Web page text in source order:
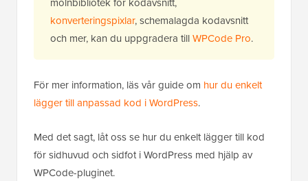
konverteringspixlar, schemalagda kodavsnitt
och mer, kan du uppgradera tillWPCode Pro.
För mer information, läs vår guide om hur du enkelt
lägger till anpassad kod i WordPress.
Med det sagt, låt oss se hur du enkelt lägger till kod
för sidhuvud och sidfot i WordPress med hjälp av
WPCode-pluginet.